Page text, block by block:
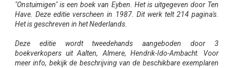
"Onstuimigen" is een boek van Eyben. Het is uitgegeven door Ten
Have. Deze editie verscheen in 1987. Dit werk telt 214 pagina's.
Het is geschreven in het Nederlands.
Deze editie wordt tweedehands aangeboden door 3
boekverkopers uit Aalten, Almere, Hendrik-Ido-Ambacht. Voor
meer info, bekijk de beschrijving van de beschikbare exemplaren